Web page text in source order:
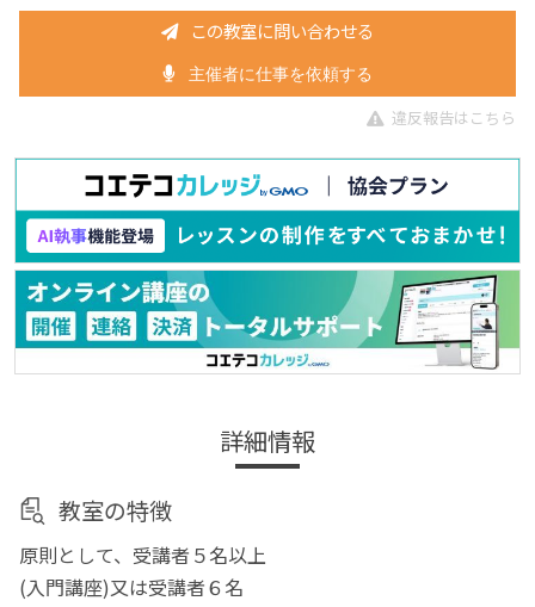
この教室に問い合わせる
主催者に仕事を依頼する
違反報告はこちら
詳細情報
教室の特徴
原則として、受講者５名以上
(入門講座)又は受講者６名